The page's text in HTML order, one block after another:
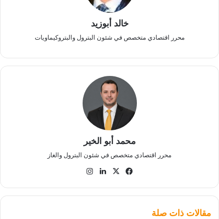
خالد أبوزيد
محرر اقتصادي متخصص في شئون البترول والبتروكيماويات
محمد أبو الخير
محرر اقتصادي متخصص في شئون البترول والغاز
فيسبوك
‫X لينكدإن
مقالات ذات صلة